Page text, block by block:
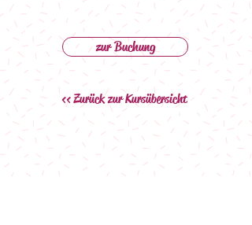
zur Buchung
<< Zurück zur Kursübersicht